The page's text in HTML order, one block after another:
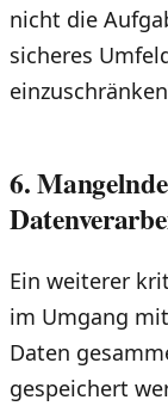
nicht die
sicheres
6.
Ein weiterer
im Umgang
Daten
gespeichert